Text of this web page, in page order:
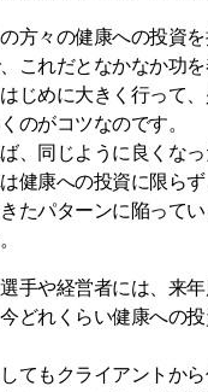
方々の健康への投資
これだとなかなか功を
じめに大きく行って
のがコツなのです。
、同じように良くな
健康への投資に限ら
たパターンに陥って
手や経営者には、来
どれくらい健康への
てもクライアントか